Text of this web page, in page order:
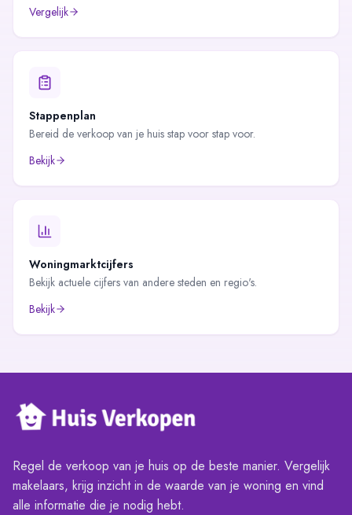
Vergelijk
Stappenplan
Bereid de verkoop van je huis stap voor stap voor.
Bekijk
Woningmarktcijfers
Bekijk actuele cijfers van andere steden en regio's.
Bekijk
Regel de verkoop van je huis op de beste manier. Vergelijk
makelaars, krijg inzicht in de waarde van je woning en vind
alle informatie die je nodig hebt.